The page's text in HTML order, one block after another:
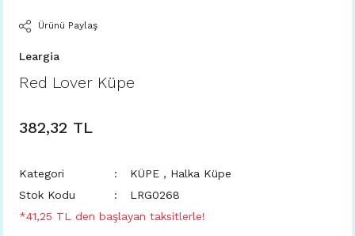
Ürünü Paylaş
Leargia
Red Lover Küpe
382,32 TL
Kategori KÜPE , Halka Küpe
Stok Kodu
LRG0268
*41,25 TL den başlayan taksitlerle!